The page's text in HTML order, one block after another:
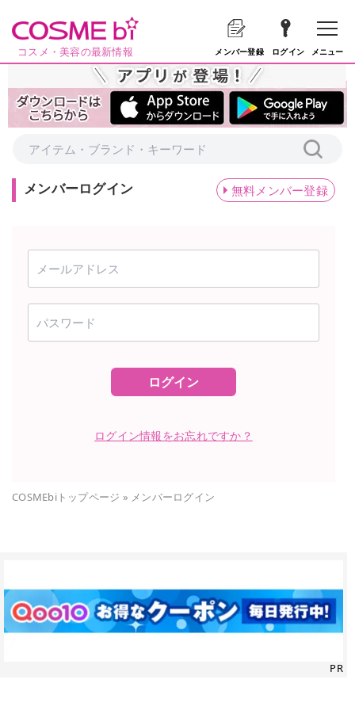
コスメ・美容の最新情報 メンバー登録 ログイン メニュー
メンバーログイン 無料メンバー登録
ログイン
ログイン情報をお忘れですか？
COSMEbiトップページ » メンバーログイン
PR